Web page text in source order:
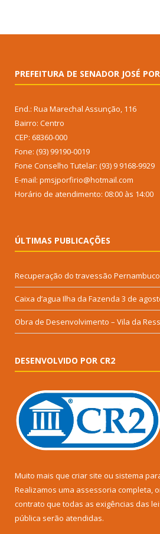
PREFEITURA DE SENADOR JOSÉ
End.: Rua Marechal Assunção, 116
Bairro: Centro
CEP: 68360-000
Fone: (93) 99190-0019
Fone Conselho Tutelar: (93) 9 9168-9929
E-mail: pmsjporfirio@hotmail.com
Horário de atendimento: 08:00 às 14:00
ÚLTIMAS PUBLICAÇÕES
Recuperação do travessão Pernambuco
Caixa d’agua Ilha da Fazenda 3 de
Obra de Desenvolvimento – Vila da
DESENVOLVIDO POR CR2
Muito mais que criar site ou sistema
Realizamos uma assessoria completa,
contrato que todas as exigências das
pública serão atendidas.